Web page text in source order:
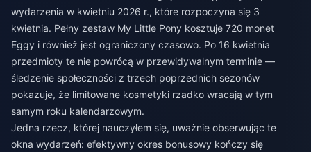
wydarzenia w kwietniu 2026 r., które rozpoczyna się 3
kwietnia. Pełny zestaw My Little Pony kosztuje 720 monet
Eggy i również jest ograniczony czasowo. Po 16 kwietnia
przedmioty te nie powrócą w przewidywalnym terminie —
śledzenie społeczności z trzech poprzednich sezonów
pokazuje, że limitowane kosmetyki rzadko wracają w tym
samym roku kalendarzowym.
Jedna rzecz, której nauczyłem się, uważnie obserwując te
okna wydarzeń: efektywny okres bonusowy kończy się